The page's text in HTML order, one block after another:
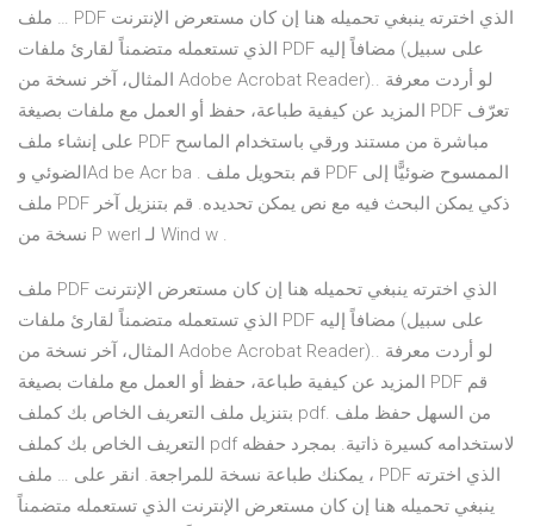
… ملف PDF الذي اخترته ينبغي تحميله هنا إن كان مستعرض الإنترنت
الذي تستعمله متضمناً لقارئ ملفات PDF مضافاً إليه (على سبيل
المثال، آخر نسخة من Adobe Acrobat Reader).. لو أردت معرفة
المزيد عن كيفية طباعة، حفظ أو العمل مع ملفات بصيغة PDF تعرّف
على إنشاء ملف PDF مباشرة من مستند ورقي باستخدام الماسح
الضوئي وAd be Acr ba . قم بتحويل ملف PDF الممسوح ضوئيًّا إلى
ملف PDF ذكي يمكن البحث فيه مع نص يمكن تحديده. قم بتنزيل آخر
نسخة من P werI لـ Wind w .
ملف PDF الذي اخترته ينبغي تحميله هنا إن كان مستعرض الإنترنت
الذي تستعمله متضمناً لقارئ ملفات PDF مضافاً إليه (على سبيل
المثال، آخر نسخة من Adobe Acrobat Reader).. لو أردت معرفة
المزيد عن كيفية طباعة، حفظ أو العمل مع ملفات بصيغة PDF قم
بتنزيل ملف التعريف الخاص بك كملف pdf. من السهل حفظ ملف
التعريف الخاص بك كملف pdf لاستخدامه كسيرة ذاتية. بمجرد حفظه
، يمكنك طباعة نسخة للمراجعة. انقر على … ملف PDF الذي اخترته
ينبغي تحميله هنا إن كان مستعرض الإنترنت الذي تستعمله متضمناً